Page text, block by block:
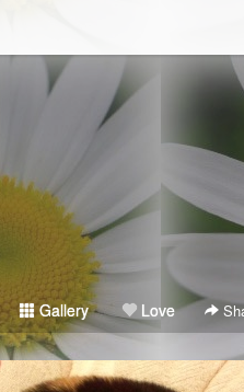
Gallery Love